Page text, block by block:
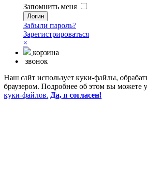
Запомнить меня
Забыли пароль?
Зарегистрироваться
×
корзина
звонок
Наш сайт использует куки-файлы,
браузером. Подробнее об этом вы можете
куки-файлов. Да, я согласен!